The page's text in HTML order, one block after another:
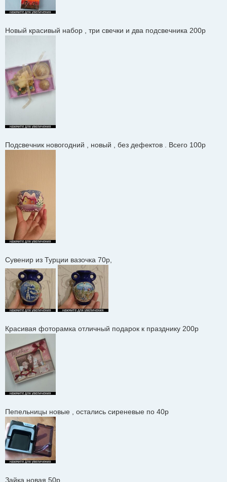
Новый красивый набор , три свечки и два подсвечника 200р
Подсвечник новогодний , новый , без дефектов . Всего 100р
Сувенир из Турции вазочка 70р,
Красивая фоторамка отличный подарок к празднику 200р
Пепельницы новые , остались сиреневые по 40р
Зайка новая 50р